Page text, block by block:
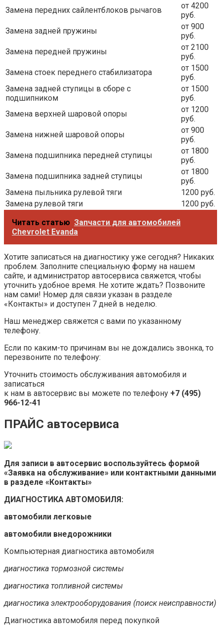
Замена передних сайлентблоков рычагов
от 4200
руб.
Замена задней пружины
от 900
руб.
Замена передней пружины
от 2100
руб.
Замена стоек переднего стабилизатора
от 1500
руб.
Замена задней ступицы в сборе с
подшипником
от 1500
руб.
Замена верхней шаровой опоры
от 1200
руб.
Замена нижней шаровой опоры
от 900
руб.
Замена подшипника передней ступицы
от 1800
руб.
Замена подшипника задней ступицы
от 1800
руб.
Замена пыльника рулевой тяги
1200 руб.
Замена рулевой тяги
1200 руб.
Читать статью Запчасти для автомобилей
Chevrolet Evanda
Хотите записаться на диагностику уже сегодня? Никаких
проблем. Заполните специальную форму на нашем
сайте, и администратор автосервиса свяжется, чтобы
уточнить удобное время. Не хотите ждать? Позвоните
нам сами! Номер для связи указан в разделе
«Контакты» и доступен 7 дней в неделю.
Наш менеджер свяжется с вами по указанному
телефону.
Если по каким-то причинам вы не дождались звонка, то
перезвоните по телефону:
Уточнить стоимость обслуживания автомобиля и
записаться
к нам в автосервис вы можете по телефону +7 (495)
966-12-41
ПРАЙС автосервиса
Для записи в автосервис воспользуйтесь формой
«Заявка на обслуживание» или контактными данными
в разделе «Контакты»
ДИАГНОСТИКА АВТОМОБИЛЯ:
автомобили легковые
автомобили внедорожники
Компьютерная диагностика автомобиля
диагностика тормозной системы
диагностика топливной системы
диагностика электрооборудования (поиск неисправности)
Диагностика автомобиля перед покупкой